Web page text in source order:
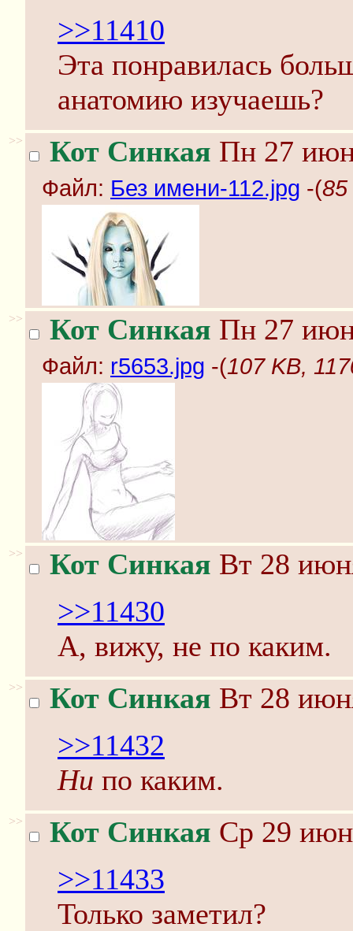
>>11410
Эта понравилась
анатомию изучаешь?
>> Кот Синкая Пн 27
Файл: Без имени-112.jpg -(85
>> Кот Синкая Пн 27
Файл: r5653.jpg -(107 KB,
>> Кот Синкая Вт 28
>>11430
А, вижу, не по каким.
>> Кот Синкая Вт 28
>>11432
Ни по каким.
>> Кот Синкая Ср 29
>>11433
Только заметил?